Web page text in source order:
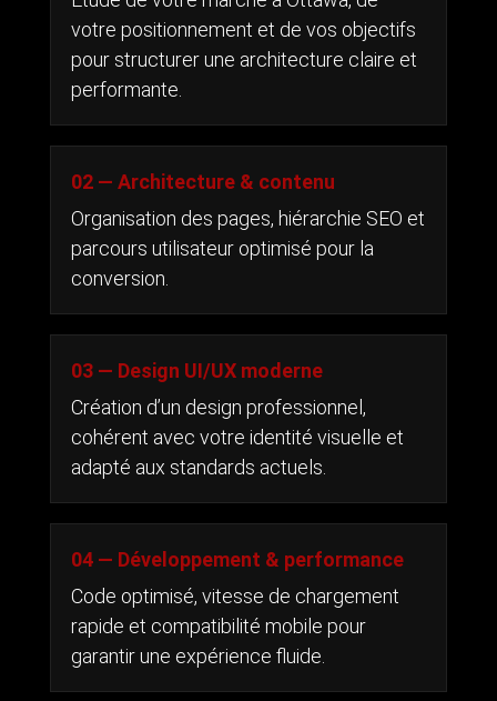
votre positionnement et de vos objectifs
pour structurer une architecture claire et
performante.
02 — Architecture & contenu
Organisation des pages, hiérarchie SEO et
parcours utilisateur optimisé pour la
conversion.
03 — Design UI/UX moderne
Création d’un design professionnel,
cohérent avec votre identité visuelle et
adapté aux standards actuels.
04 — Développement & performance
Code optimisé, vitesse de chargement
rapide et compatibilité mobile pour
garantir une expérience fluide.